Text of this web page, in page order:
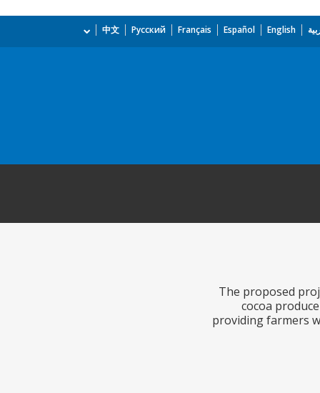
English
Español
Français
Русский
中文
The proposed
cocoa
providing farmers